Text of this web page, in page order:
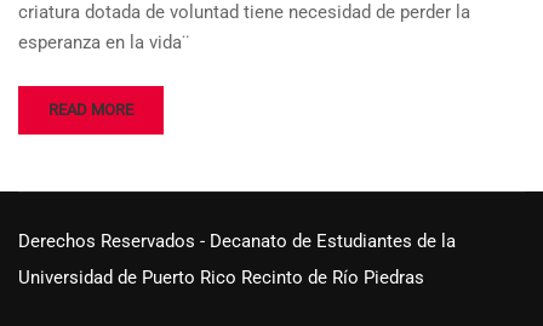
criatura dotada de voluntad tiene necesidad de perder la
esperanza en la vida¨
READ MORE
Derechos Reservados - Decanato de Estudiantes de la
Universidad de Puerto Rico Recinto de Río Piedras